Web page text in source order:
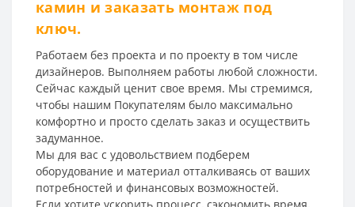
камин и заказать монтаж под
ключ.
Работаем без проекта и по проекту в том числе
дизайнеров. Выполняем работы любой сложности.
Сейчас каждый ценит свое время. Мы стремимся,
чтобы нашим Покупателям было максимально
комфортно и просто сделать заказ и осуществить
задуманное.
Мы для вас с удовольствием подберем
оборудование и материал отталкиваясь от ваших
потребностей и финансовых возможностей.